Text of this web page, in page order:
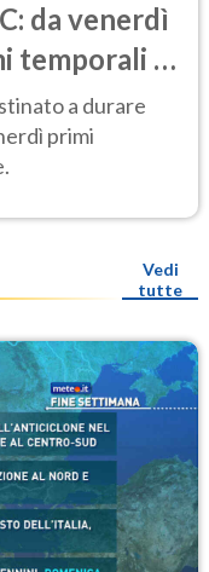
da venerdì
temporali e
a durare
primi
Vedi
tutte